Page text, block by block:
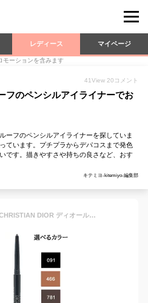
レディース マイページ
モーションを含みます
41View 20 コメント
フのペンシルアイライナーでお
ーフのペンシルアイライナーを探していま
ています。プチプラからデパコスまで発色
です。描きやすさや持ちの良さなど、おす
キテミヨ-kitemiyo-編集部
クリスチャンディオール CHRISTIAN DIOR ディオールショウ スティロ ウォータープルーフ 選べるカラー 【091・466・781】 【ペンシルアイライナー】 【メール便(ゆうパケット)対応】